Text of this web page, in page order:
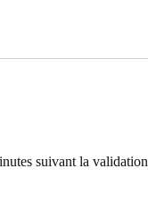
suivant la